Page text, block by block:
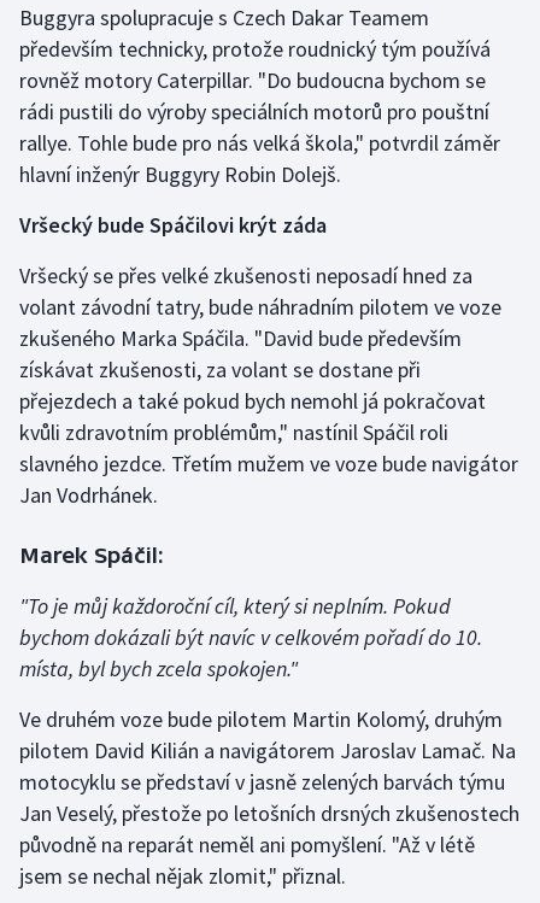
Lezení
Lyže a snowboard
Moderní pětiboj
Parasport
Plavání
Plážový volejbal
Ragby
Rychlobruslení
Rychlostní kanoistika
Short track
Sportovní střelba
Stolní tenis
Triatlon
Veslování
Buggyra spolupracuje s Czech Dakar Teamem
především technicky, protože roudnický tým používá
rovněž motory Caterpillar. "Do budoucna bychom se
rádi pustili do výroby speciálních motorů pro pouštní
rallye. Tohle bude pro nás velká škola," potvrdil záměr
hlavní inženýr Buggyry Robin Dolejš.
Vršecký bude Spáčilovi krýt záda
Vršecký se přes velké zkušenosti neposadí hned za
volant závodní tatry, bude náhradním pilotem ve voze
zkušeného Marka Spáčila. "David bude především
získávat zkušenosti, za volant se dostane při
přejezdech a také pokud bych nemohl já pokračovat
kvůli zdravotním problémům," nastínil Spáčil roli
slavného jezdce. Třetím mužem ve voze bude navigátor
Jan Vodrhánek.
Marek Spáčil:
"To je můj každoroční cíl, který si neplním. Pokud
bychom dokázali být navíc v celkovém pořadí do 10.
místa, byl bych zcela spokojen."
Ve druhém voze bude pilotem Martin Kolomý, druhým
pilotem David Kilián a navigátorem Jaroslav Lamač. Na
motocyklu se představí v jasně zelených barvách týmu
Jan Veselý, přestože po letošních drsných zkušenostech
původně na reparát neměl ani pomyšlení. "Až v létě
jsem se nechal nějak zlomit," přiznal.